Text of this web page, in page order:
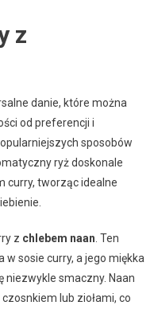
z
danie, które można
od preferencji i
sposobów
ryż doskonale
curry, tworząc idealne
z chlebem naan . Ten
sosie curry, a jego miękka
niezwykle smaczny. Naan
lub ziołami, co